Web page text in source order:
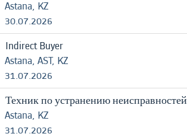
Astana, KZ
30.07.2026
Indirect Buyer
Astana, AST, KZ
31.07.2026
Техник по устранению неисправностей
Astana, KZ
31.07.2026